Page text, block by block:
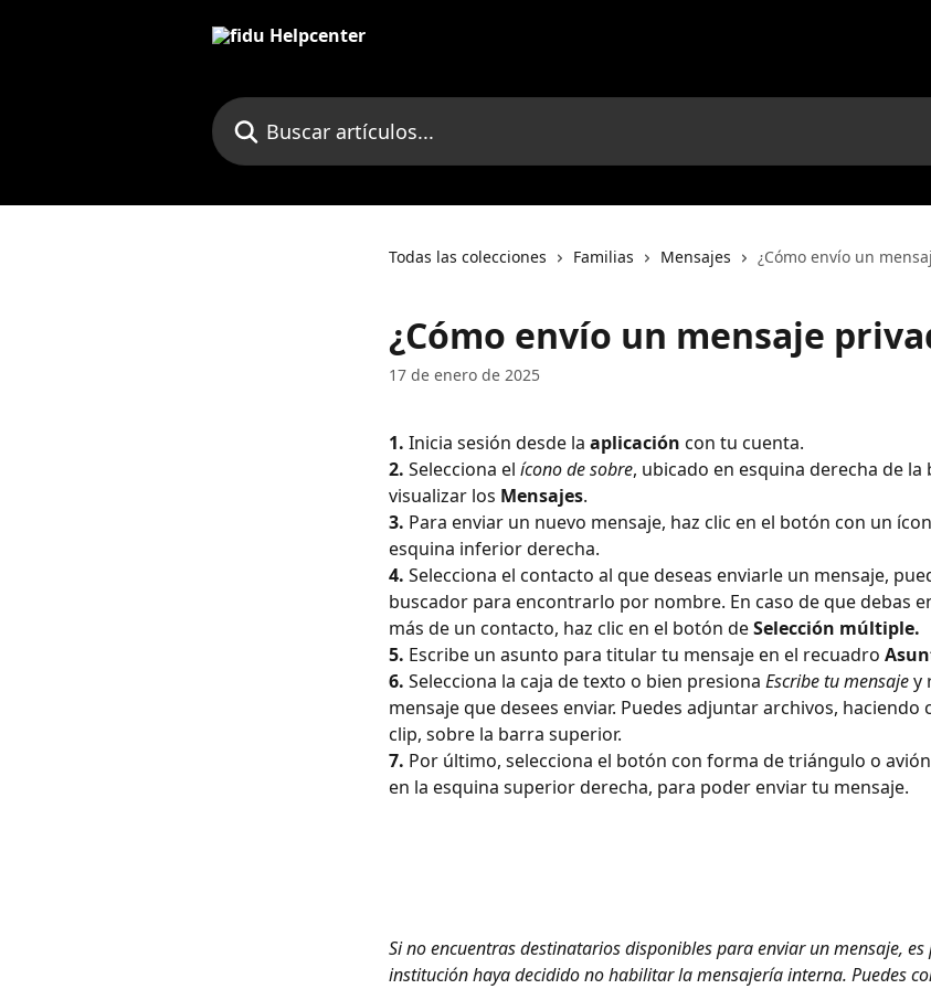
Buscar artículos...
Todas las colecciones Familias Mensajes ¿Cómo envío un
¿Cómo envío un mensaje
17 de enero de 2025
1. Inicia sesión desde la aplicación con tu cuenta.
2. Selecciona el ícono de sobre, ubicado en esquina derecha de
visualizar los Mensajes.
3. Para enviar un nuevo mensaje, haz clic en el botón con un
esquina inferior derecha.
4. Selecciona el contacto al que deseas enviarle un mensaje,
buscador para encontrarlo por nombre. En caso de que debas
más de un contacto, haz clic en el botón de Selección múltiple.
5. Escribe un asunto para titular tu mensaje en el recuadro
6. Selecciona la caja de texto o bien presiona Escribe tu mensaje y
mensaje que desees enviar. Puedes adjuntar archivos, haciendo
clip, sobre la barra superior.
7. Por último, selecciona el botón con forma de triángulo o
en la esquina superior derecha, para poder enviar tu mensaje.
Si no encuentras destinatarios disponibles para enviar un mensaje,
institución haya decidido no habilitar la mensajería interna. Puedes